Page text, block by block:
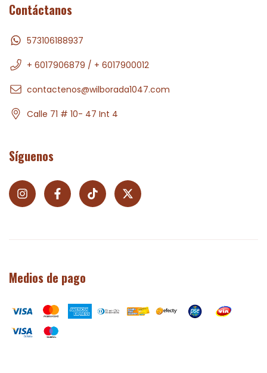
Contáctanos
573106188937
+ 6017906879 / + 6017900012
contactenos@wilborada1047.com
Calle 71 # 10- 47 Int 4
Síguenos
Medios de pago